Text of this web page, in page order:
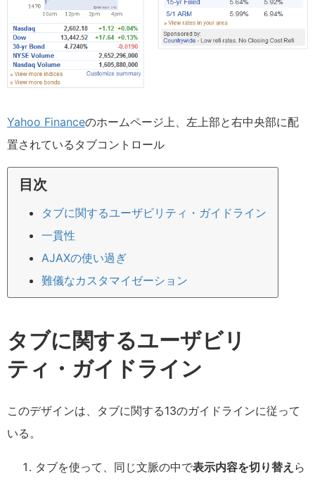
Yahoo Financeのホームページ上、左上部と右中央部に配
置されているタブコントロール
目次
タブに関するユーザビリティ・ガイドライン
一貫性
AJAXの使い過ぎ
難儀なカスタマイゼーション
タブに関するユーザビリ
ティ・ガイドライン
このデザインは、タブに関する13のガイドラインに従って
いる。
タブを使って、同じ文脈の中で表示内容を切り替え ら